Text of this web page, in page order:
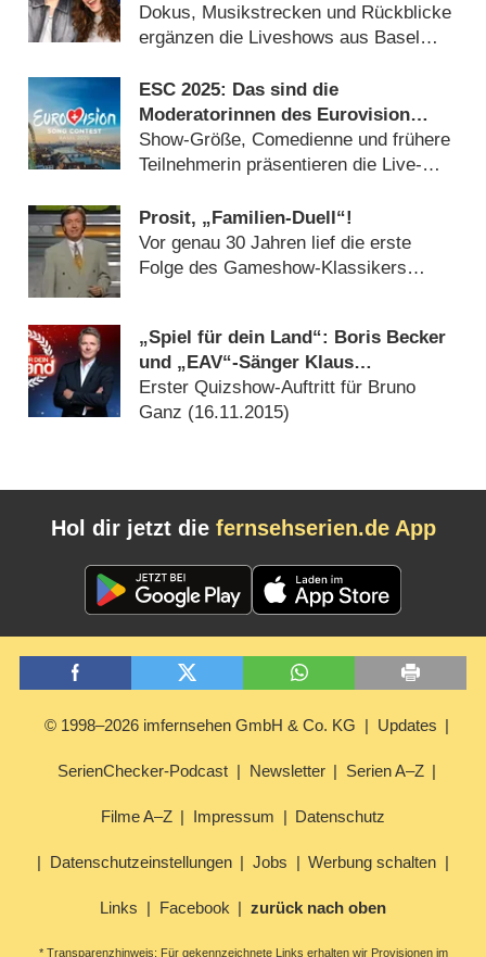
Überblick
Dokus, Musikstrecken und Rückblicke
ergänzen die Liveshows aus Basel
ESC 2025: Das sind die
Moderatorinnen des Eurovision
Song Contest in Basel
Show-Größe, Comedienne und frühere
Teilnehmerin präsentieren die Live-
Prosit, „Familien-Duell“!
Vor genau 30 Jahren lief die erste
Folge des Gameshow-Klassikers
„Spiel für dein Land“: Boris Becker
und „EAV“-Sänger Klaus
Eberhartinger in zweiter Ausgabe
Erster Quizshow-Auftritt für Bruno
Ganz (16.11.2015)
Hol dir jetzt die fernsehserien.de App
© 1998–2026 imfernsehen GmbH & Co. KG Updates
SerienChecker-Podcast Newsletter Serien A–Z
Filme A–Z Impressum Datenschutz
Datenschutzeinstellungen Jobs Werbung schalten
Links Facebook zurück nach oben
* Transparenzhinweis: Für gekennzeichnete Links erhalten wir Provisionen im